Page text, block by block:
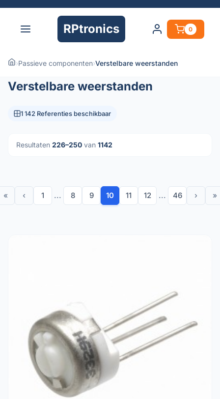
RPtronics 0
›Passieve componenten›Verstelbare weerstanden
Verstelbare weerstanden
1 142 Referenties beschikbaar
Resultaten 226–250 van 1142
« ‹ 1 ... 8 9 10 11 12 ... 46 › »